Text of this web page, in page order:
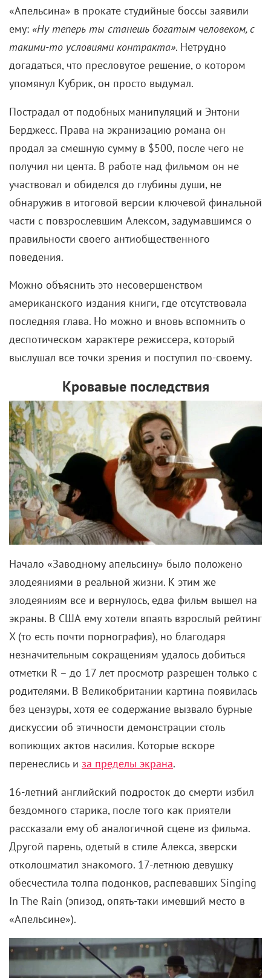
«Апельсина» в прокате студийные боссы заявили
ему: «Ну теперь ты станешь богатым человеком, с
такими-то условиями контракта». Нетрудно
догадаться, что пресловутое решение, о котором
упомянул Кубрик, он просто выдумал.
Пострадал от подобных манипуляций и Энтони
Берджесс. Права на экранизацию романа он
продал за смешную сумму в $500, после чего не
получил ни цента. В работе над фильмом он не
участвовал и обиделся до глубины души, не
обнаружив в итоговой версии ключевой финальной
части с повзрослевшим Алексом, задумавшимся о
правильности своего антиобщественного
поведения.
Можно объяснить это несовершенством
американского издания книги, где отсутствовала
последняя глава. Но можно и вновь вспомнить о
деспотическом характере режиссера, который
выслушал все точки зрения и поступил по-своему.
Кровавые последствия
Начало «Заводному апельсину» было положено
злодеяниями в реальной жизни. К этим же
злодеяниям все и вернулось, едва фильм вышел на
экраны. В США ему хотели впаять взрослый рейтинг
X (то есть почти порнография), но благодаря
незначительным сокращениям удалось добиться
отметки R – до 17 лет просмотр разрешен только с
родителями. В Великобритании картина появилась
без цензуры, хотя ее содержание вызвало бурные
дискуссии об этичности демонстрации столь
вопиющих актов насилия. Которые вскоре
перенеслись и за пределы экрана.
16-летний английский подросток до смерти избил
бездомного старика, после того как приятели
рассказали ему об аналогичной сцене из фильма.
Другой парень, одетый в стиле Алекса, зверски
отколошматил знакомого. 17-летнюю девушку
обесчестила толпа подонков, распевавших Singing
In The Rain (эпизод, опять-таки имевший место в
«Апельсине»).